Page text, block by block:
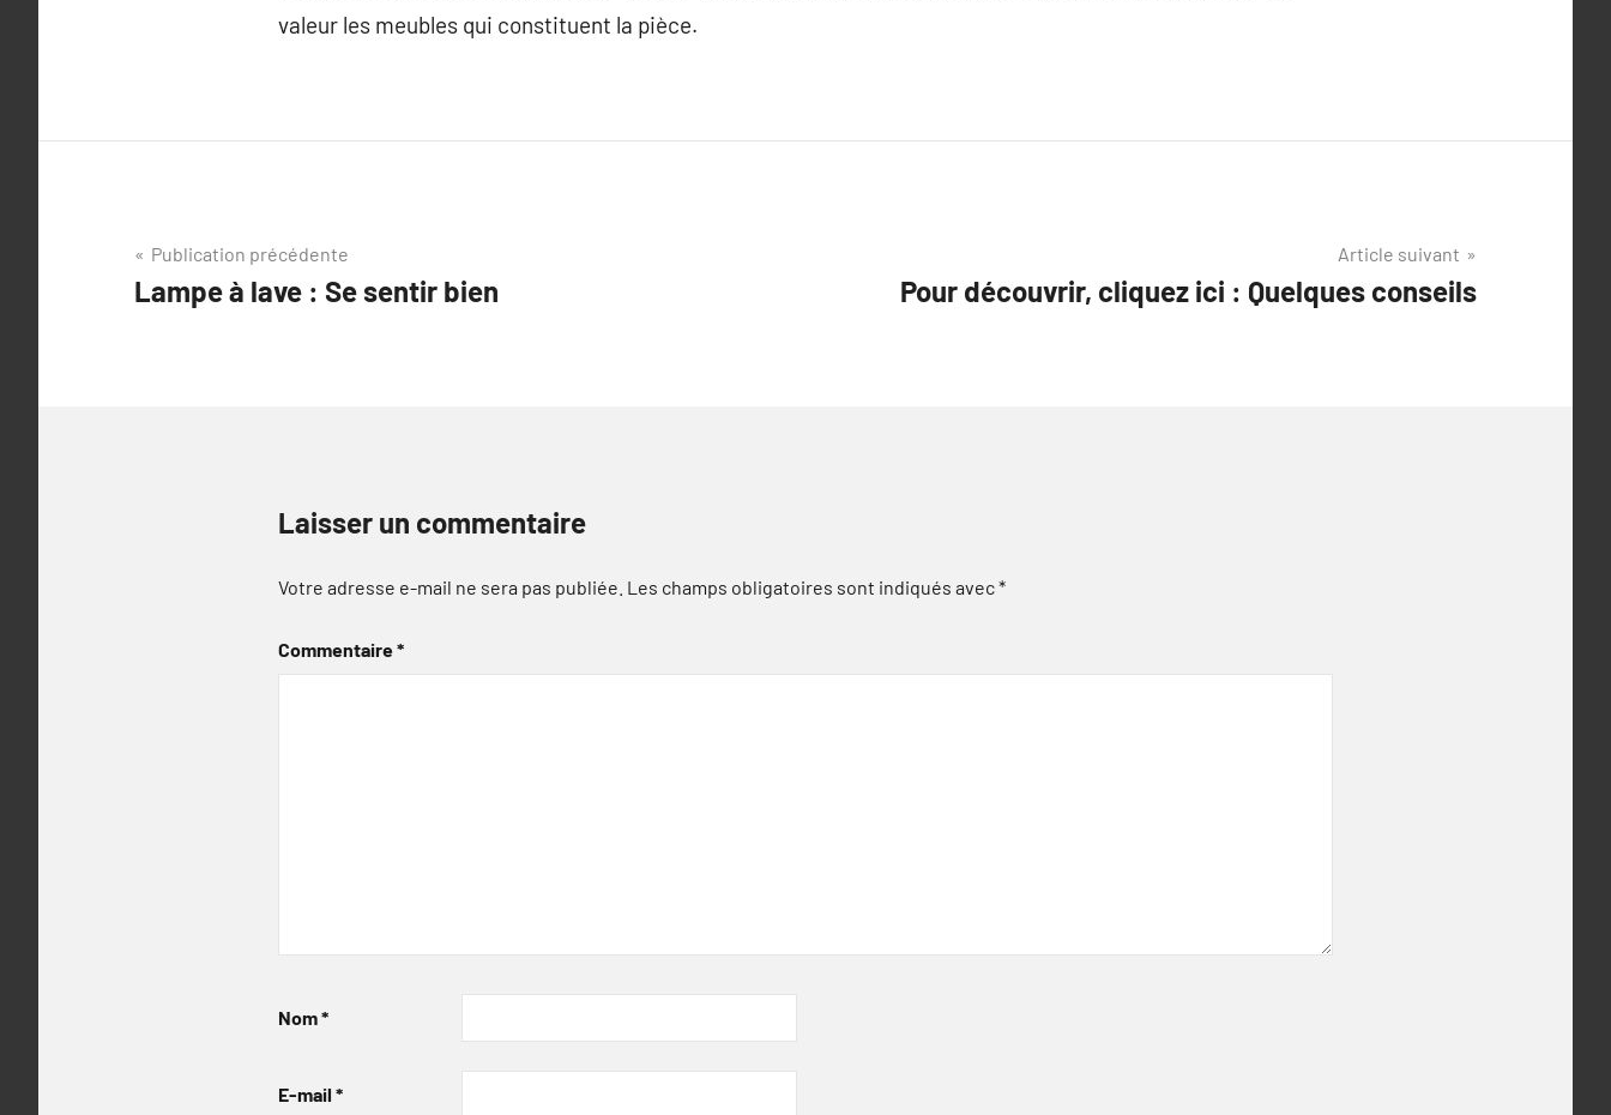
valeur les meubles qui constituent la pièce.
Navigation
de
Publication précédente
Lampe à lave : Se sentir bien
Article suivant
Pour découvrir, cliquez ici : Quelques conseils
Laisser un commentaire
Votre adresse e-mail ne sera pas publiée. Les champs obligatoires sont indiqués avec*
Commentaire*
Nom*
E-mail *